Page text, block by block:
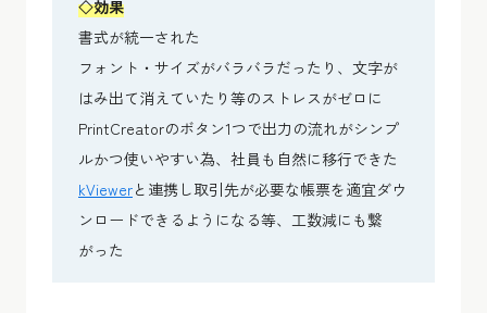
◇効果
書式が統一された
フォント・サイズがバラバラだったり、文字が
はみ出て消えていたり等のストレスがゼロに
PrintCreatorのボタン1つで出力の流れがシンプ
ルかつ使いやすい為、社員も自然に移行できた
kViewerと連携し取引先が必要な帳票を適宜ダウ
ンロードできるようになる等、工数減にも繋
がった